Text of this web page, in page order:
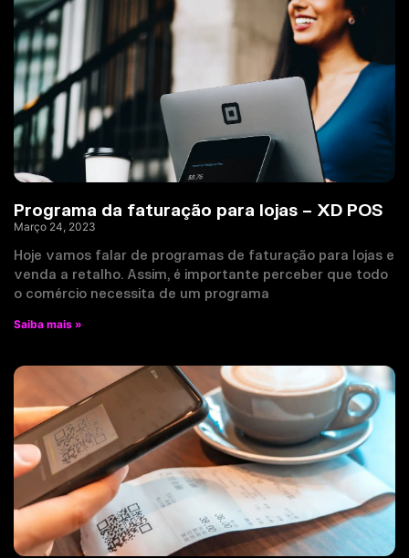
Programa da faturação para lojas – XD POS
Março 24, 2023
Hoje vamos falar de programas de faturação para lojas e
venda a retalho. Assim, é importante perceber que todo
o comércio necessita de um programa
Saiba mais »